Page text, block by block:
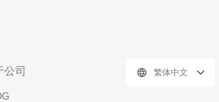
公司 繁体中文